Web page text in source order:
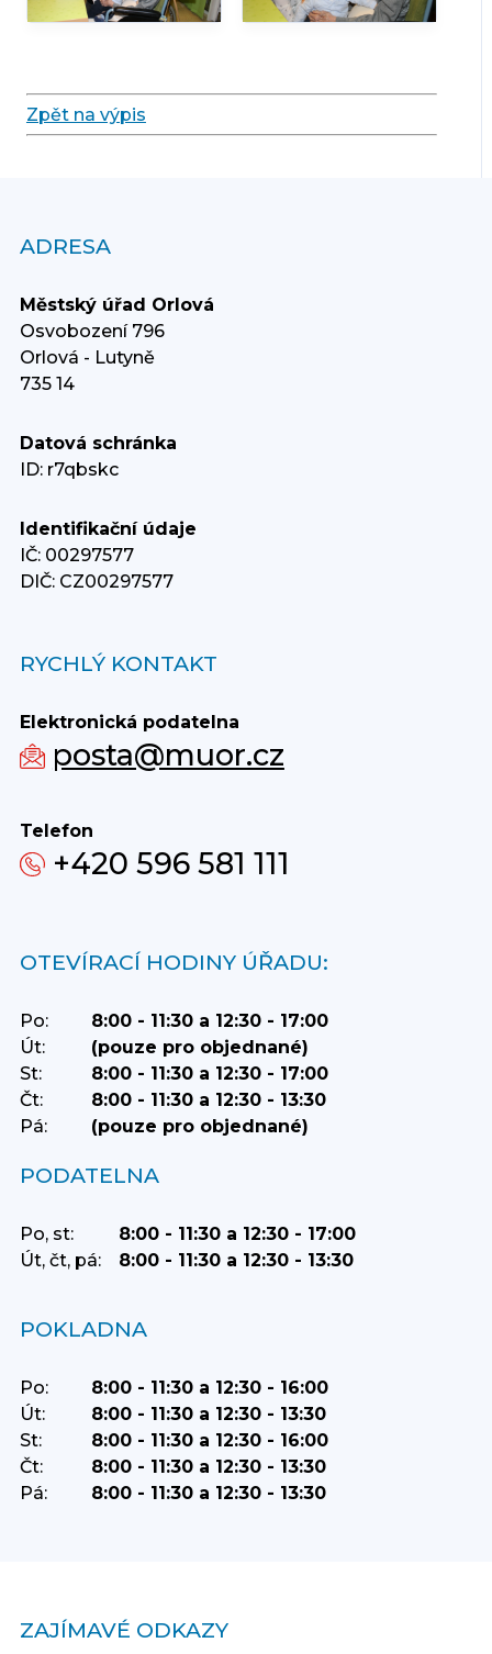
Zpět na výpis
ADRESA
Městský úřad Orlová
Osvobození 796
Orlová - Lutyně
735 14
Datová schránka
ID: r7qbskc
Identifikační údaje
IČ: 00297577
DIČ: CZ00297577
RYCHLÝ KONTAKT
Elektronická podatelna
posta@muor.cz
Telefon
+420 596 581 111
OTEVÍRACÍ HODINY ÚŘADU:
Po:
8:00 - 11:30 a 12:30 - 17:00
Út:
(pouze pro objednané)
St:
8:00 - 11:30 a 12:30 - 17:00
Čt:
8:00 - 11:30 a 12:30 - 13:30
Pá:
(pouze pro objednané)
PODATELNA
Po, st:
8:00 - 11:30 a 12:30 - 17:00
Út, čt, pá:
8:00 - 11:30 a 12:30 - 13:30
POKLADNA
Po:
8:00 - 11:30 a 12:30 - 16:00
Út:
8:00 - 11:30 a 12:30 - 13:30
St:
8:00 - 11:30 a 12:30 - 16:00
Čt:
8:00 - 11:30 a 12:30 - 13:30
Pá:
8:00 - 11:30 a 12:30 - 13:30
ZAJÍMAVÉ ODKAZY